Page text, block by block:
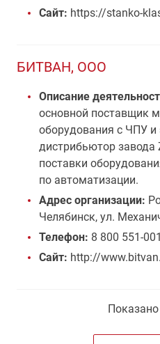
Сайт: https://stanko-
БИТВАН, ООО
Описание
основной поставщик
оборудования с ЧПУ
дистрибьютор завода
поставки
по автоматизации.
Адрес организации:
Челябинск, ул.
Телефон: 8 800 551-
Сайт: http://